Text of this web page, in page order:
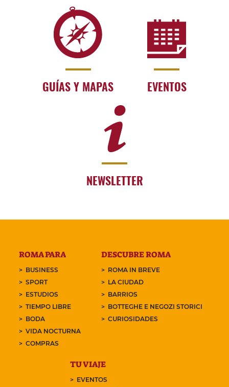
GUÍAS Y MAPAS EVENTOS
NEWSLETTER
ROMA PARA
BUSINESS
SPORT
ESTUDIOS
TIEMPO LIBRE
BODA
VIDA NOCTURNA
COMPRAS
DESCUBRE ROMA
ROMA IN BREVE
LA CIUDAD
BARRIOS
BOTTEGHE E NEGOZI STORICI
CURIOSIDADES
TU VIAJE
EVENTOS